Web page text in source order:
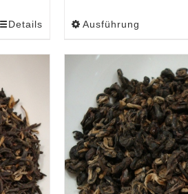
Details Ausführung
mehrere
Varianten
auf.
Die
Optionen
können
auf